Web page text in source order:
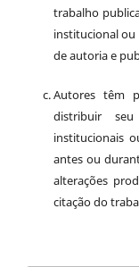
trabalho
institucional
de autoria e
Autores têm
distribuir
institucionais
antes ou
alterações
citação do